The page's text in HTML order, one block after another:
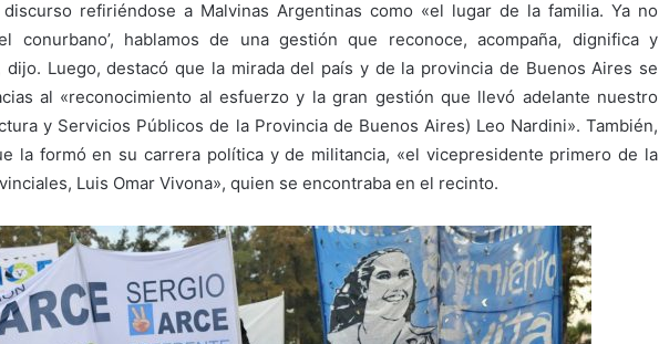
refiriéndose a Malvinas Argentinas como «el lugar de la familia. Ya no
conurbano’, hablamos de una gestión que reconoce, acompaña, dignifica y
dijo. Luego, destacó que la mirada del país y de la provincia de Buenos Aires se
al «reconocimiento al esfuerzo y la gran gestión que llevó adelante nuestro
y Servicios Públicos de la Provincia de Buenos Aires) Leo Nardini». También,
la formó en su carrera política y de militancia, «el vicepresidente primero de la
Luis Omar Vivona», quien se encontraba en el recinto.